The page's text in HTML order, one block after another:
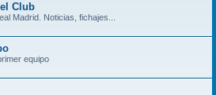
Club
Madrid. Noticias, fichajes...
equipo